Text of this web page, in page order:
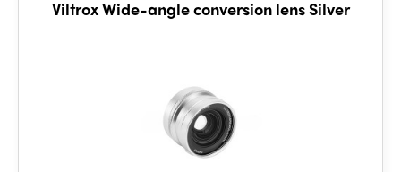
Viltrox Wide-angle conversion lens Silver